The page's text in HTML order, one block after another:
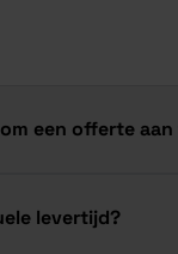
een offerte
levertijd?